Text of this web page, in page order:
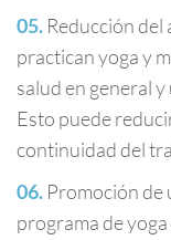
Reducción del
practican yoga y
salud en general
Esto puede
continuidad del
Promoción de
programa de